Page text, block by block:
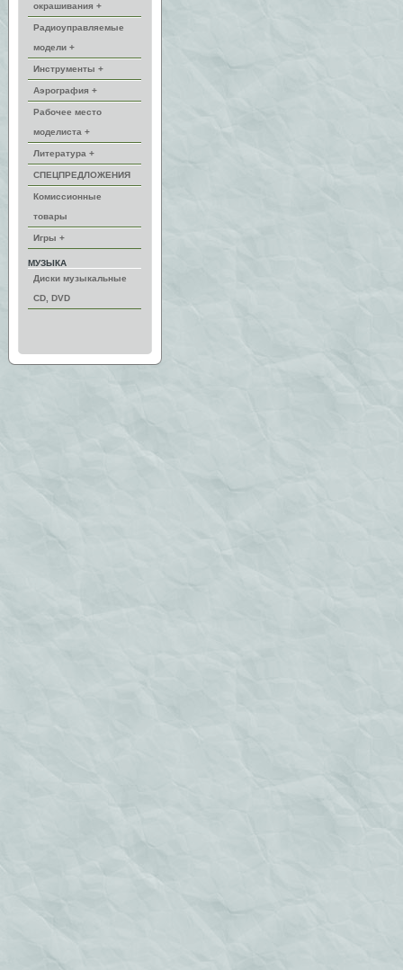
окрашивания +
Радиоуправляемые
модели +
Инструменты +
Аэрография +
Рабочее место
моделиста +
Литература +
СПЕЦПРЕДЛОЖЕНИЯ
Комиссионные
товары
Игры +
МУЗЫКА
Диски музыкальные
CD, DVD